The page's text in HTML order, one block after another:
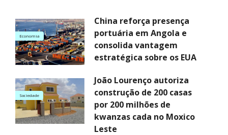
Economia
China reforça presença
portuária em Angola e
consolida vantagem
estratégica sobre os EUA
Sociedade
João Lourenço autoriza
construção de 200 casas
por 200 milhões de
kwanzas cada no Moxico
Leste